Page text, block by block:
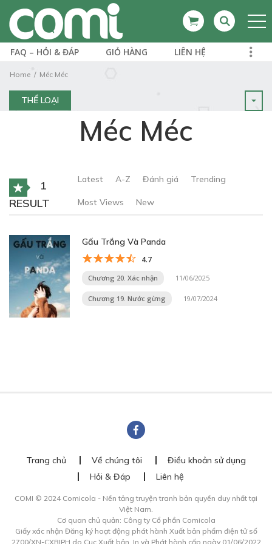
FAQ – HỎI & ĐÁP GIỎ HÀNG LIÊN HỆ
Home Méc Méc
THỂ LOẠI
Méc Méc
1
RESULT
Latest A-Z Đánh giá Trending
Most Views New
Gấu Trắng Và Panda
4.7
Chương 20. Xác nhận 11/06/2025
Chương 19. Nước gừng 19/07/2024
Trang chủ Về chúng tôi
Điều khoản sử dụng
Hỏi & Đáp
Liên hệ
COMI © 2024 Comicola - Nền tảng truyện tranh bản quyền duy nhất tại
Việt Nam.
Cơ quan chủ quản: Công ty Cổ phần Comicola
Giấy xác nhận Đăng ký hoạt động phát hành Xuất bản phẩm điện tử số
2700/XN-CXBIPH do Cục Xuất bản, In và Phát hành cấp ngày 01/06/2022